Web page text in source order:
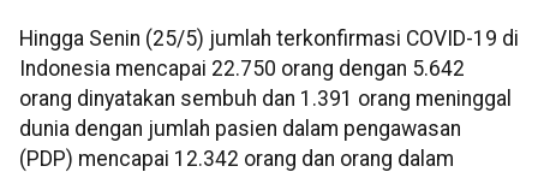
Hingga Senin (25/5) jumlah terkonfirmasi COVID-19 di
Indonesia mencapai 22.750 orang dengan 5.642
orang dinyatakan sembuh dan 1.391 orang meninggal
dunia dengan jumlah pasien dalam pengawasan
(PDP) mencapai 12.342 orang dan orang dalam